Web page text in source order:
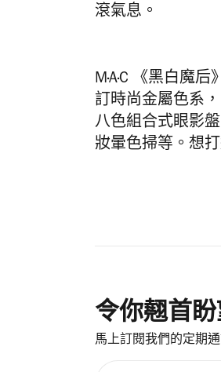
滾氣息。
M·A·C 《黑白魔
訂時尚金屬色系
八色組合式眼影
妝暈色掃等。想
令你翹首
馬上訂閱我們的定期